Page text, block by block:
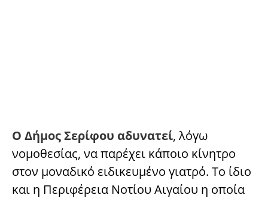
Ο Δήμος Σερίφου αδυνατεί, λόγω
νομοθεσίας, να παρέχει κάποιο κίνητρο
στον μοναδικό ειδικευμένο γιατρό. Το ίδιο
και η Περιφέρεια Νοτίου Αιγαίου η οποία